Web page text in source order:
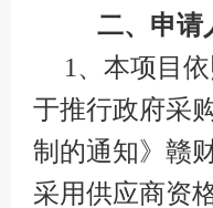
二、申请
1、本项目
于推行政府采
制的通知》赣
采用供应商资